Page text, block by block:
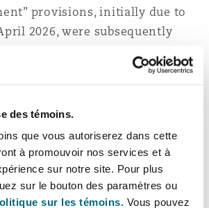
des témoins.
que vous autoriserez dans cette
à promouvoir nos services et à
sur notre site. Pour plus
sur le bouton des paramètres ou
sur les témoins. Vous pouvez
provisions, initially due to
2026, were subsequently
scrutiny.
and their omission from
suggests a potential change of
intensify with the latest net
showing a reduction to pre-